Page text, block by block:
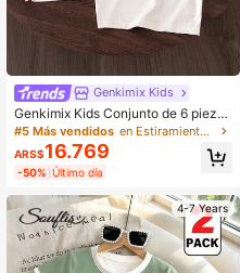
Genkimix Kids
Genkimix Kids Conjunto de 6 pieza
s/3 sets de camiseta y pantalones c
ortos para niña, conjunto de ropa co
n estampado de cerezas
#5 Más vendidos en Estiramiento medio Conjuntos de camisetas para
ARS$16.769
-50% Último día
4-7 Years